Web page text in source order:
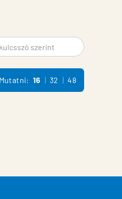
Termék
Mutatni: 16 32 48